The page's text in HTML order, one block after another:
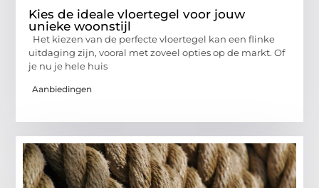
Kies de ideale vloertegel voor jouw
unieke woonstijl
Het kiezen van de perfecte vloertegel kan een flinke
uitdaging zijn, vooral met zoveel opties op de markt. Of
je nu je hele huis
Aanbiedingen